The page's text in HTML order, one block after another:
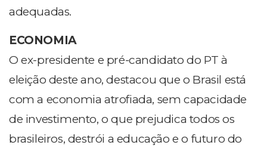
adequadas.
ECONOMIA
O ex-presidente e pré-candidato do PT à
eleição deste ano, destacou que o Brasil está
com a economia atrofiada, sem capacidade
de investimento, o que prejudica todos os
brasileiros, destrói a educação e o futuro do